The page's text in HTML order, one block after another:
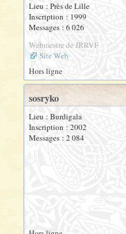
Lieu : Près de Lille
Inscription : 1999
Messages : 6 026
Webmestre de JRRVF
Site Web
Hors ligne
sosryko
Lieu : Burdigala
Inscription : 2002
Messages : 2 084